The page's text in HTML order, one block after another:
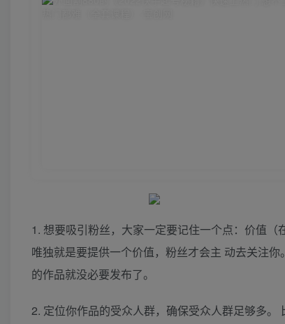
1. 想要吸引粉丝，大家一定要记住一个点：价值（
唯独就是要提供一个价值，粉丝才会主 动去关注
的作品就没必要发布了。
2. 定位你作品的受众人群，确保受众人群足够多